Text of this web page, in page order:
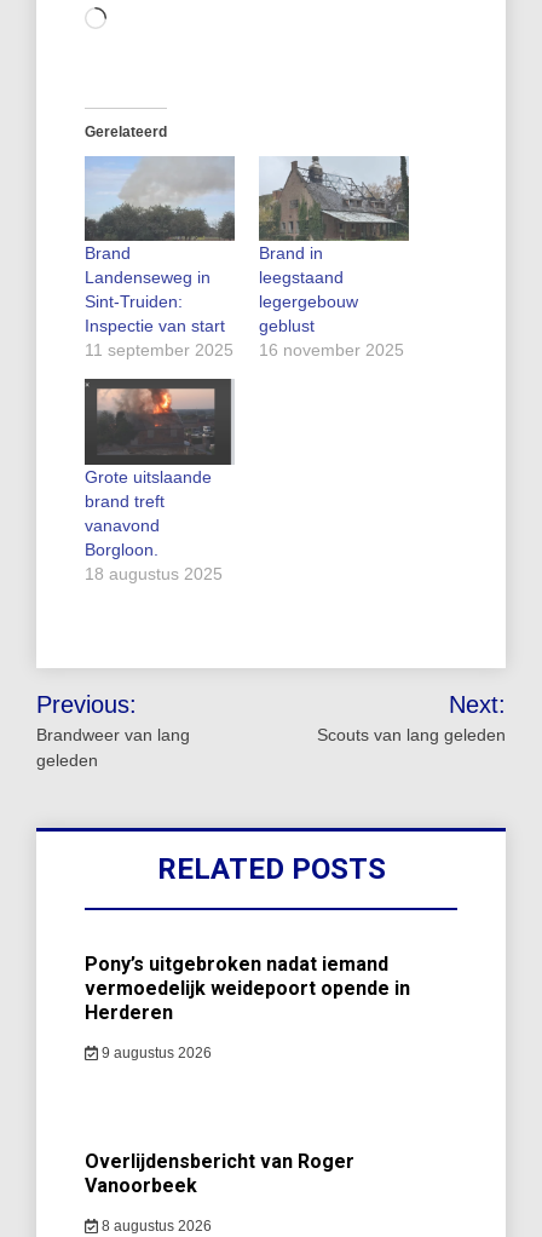
Aan
Gerelateerd
Brand
Landenseweg in
Sint-Truiden:
Inspectie van start
11 september 2025
Brand in
leegstaand
legergebouw
geblust
16 november 2025
Grote uitslaande
brand treft
vanavond
Borgloon.
18 augustus 2025
Bericht
navigatie
Previous:
Brandweer van lang
geleden
Next:
Scouts van lang geleden
RELATED POSTS
Pony’s uitgebroken nadat iemand
vermoedelijk weidepoort opende in
Herderen
9 augustus 2026
Overlijdensbericht van Roger
Vanoorbeek
8 augustus 2026